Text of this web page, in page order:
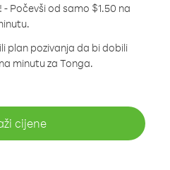
Počevši od samo $1.50 na
plan pozivanja da bi dobili
minutu za Tonga.
cijene